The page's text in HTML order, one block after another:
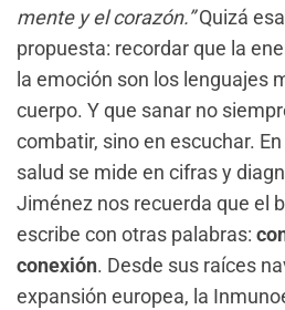
mente y el corazón.”Quizá
propuesta: recordar que la
la emoción son los lenguajes
cuerpo. Y que sanar no
combatir, sino en escuchar.
salud se mide en cifras y
Jiménez nos recuerda que el
escribe con otras palabras:
conexión. Desde sus raíces
expansión europea, la